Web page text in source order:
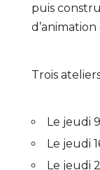
puis
Trois
Le jeudi
Le jeudi
Le jeudi